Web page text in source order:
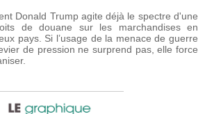
Donald Trump agite déjà le spectre d'une
de douane sur les marchandises en
pays. Si l’usage de la menace de guerre
de pression ne surprend pas, elle force